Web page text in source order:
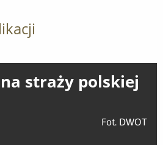
straży polskiej
Fot. DWOT